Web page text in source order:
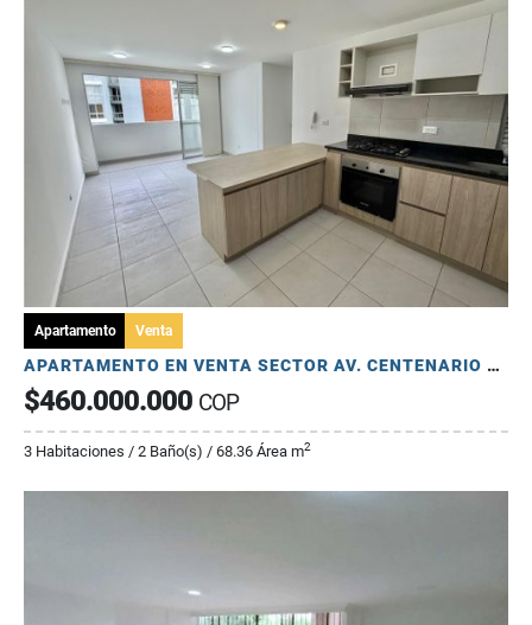
Apartamento Venta
APARTAMENTO EN VENTA SECTOR AV. CENTENARIO ARMENIA, QUINDÍO
$460.000.000 COP
3 Habitaciones / 2 Baño(s) / 68.36 Área m2